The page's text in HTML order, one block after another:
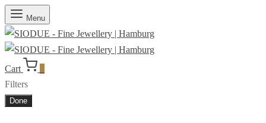
Menu
Cart
Filters
Done